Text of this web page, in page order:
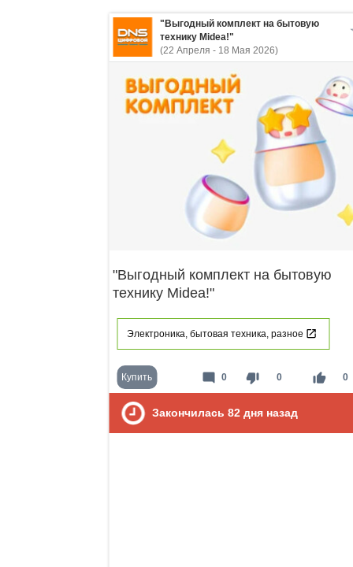
"Выгодный комплект на бытовую
технику Midea!"
(22 Апреля - 18 Мая 2026)
"Выгодный комплект на бытовую
технику Midea!"
Электроника, бытовая техника, разное
Купить thumb_down 0 thumb_up 0
mode_comment 0
Закончилась 82 дня назад